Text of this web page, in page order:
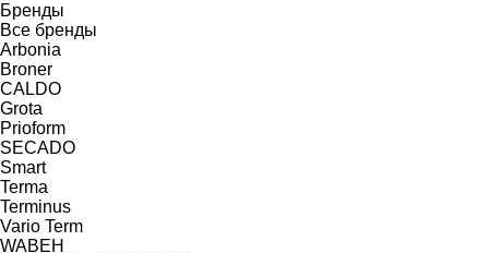
Бренды
Все бренды
Arbonia
Broner
CALDO
Grota
Prioform
SECADO
Smart
Terma
Terminus
Vario Term
WABEH